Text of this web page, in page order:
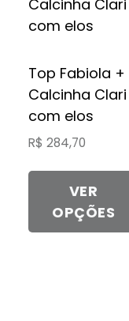
Top Fabiola +
Calcinha Clari
com elos
R$ 284,70
VER
OPÇÕES